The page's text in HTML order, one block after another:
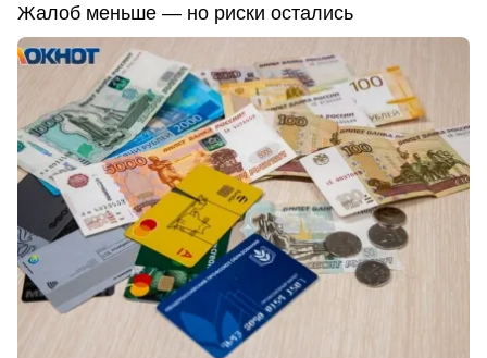
Жалоб меньше — но риски остались